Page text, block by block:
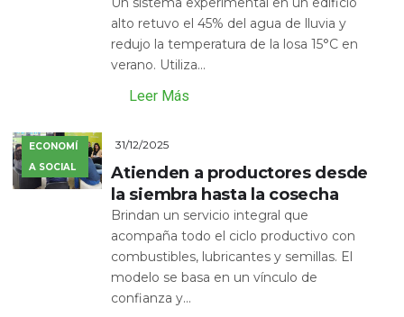
alto retuvo el 45% del agua de lluvia y
redujo la temperatura de la losa 15°C en
verano. Utiliza...
Leer Más
ECONOMÍ
A SOCIAL
31/12/2025
Atienden a productores desde
la siembra hasta la cosecha
Brindan un servicio integral que
acompaña todo el ciclo productivo con
combustibles, lubricantes y semillas. El
modelo se basa en un vínculo de
confianza y...